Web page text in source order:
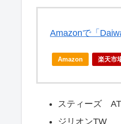
Amazonで「
Amazon 楽天市
スティーズ
ジリオンTW